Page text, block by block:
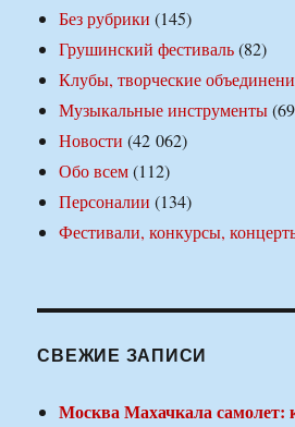
Без рубрики (145)
Грушинский фестиваль(82)
Клубы, творческие
Музыкальные инструменты
Новости (42 062)
Обо всем(112)
Персоналии (134)
Фестивали, конкурсы,
СВЕЖИЕ ЗАПИСИ
Москва Махачкала самолет: